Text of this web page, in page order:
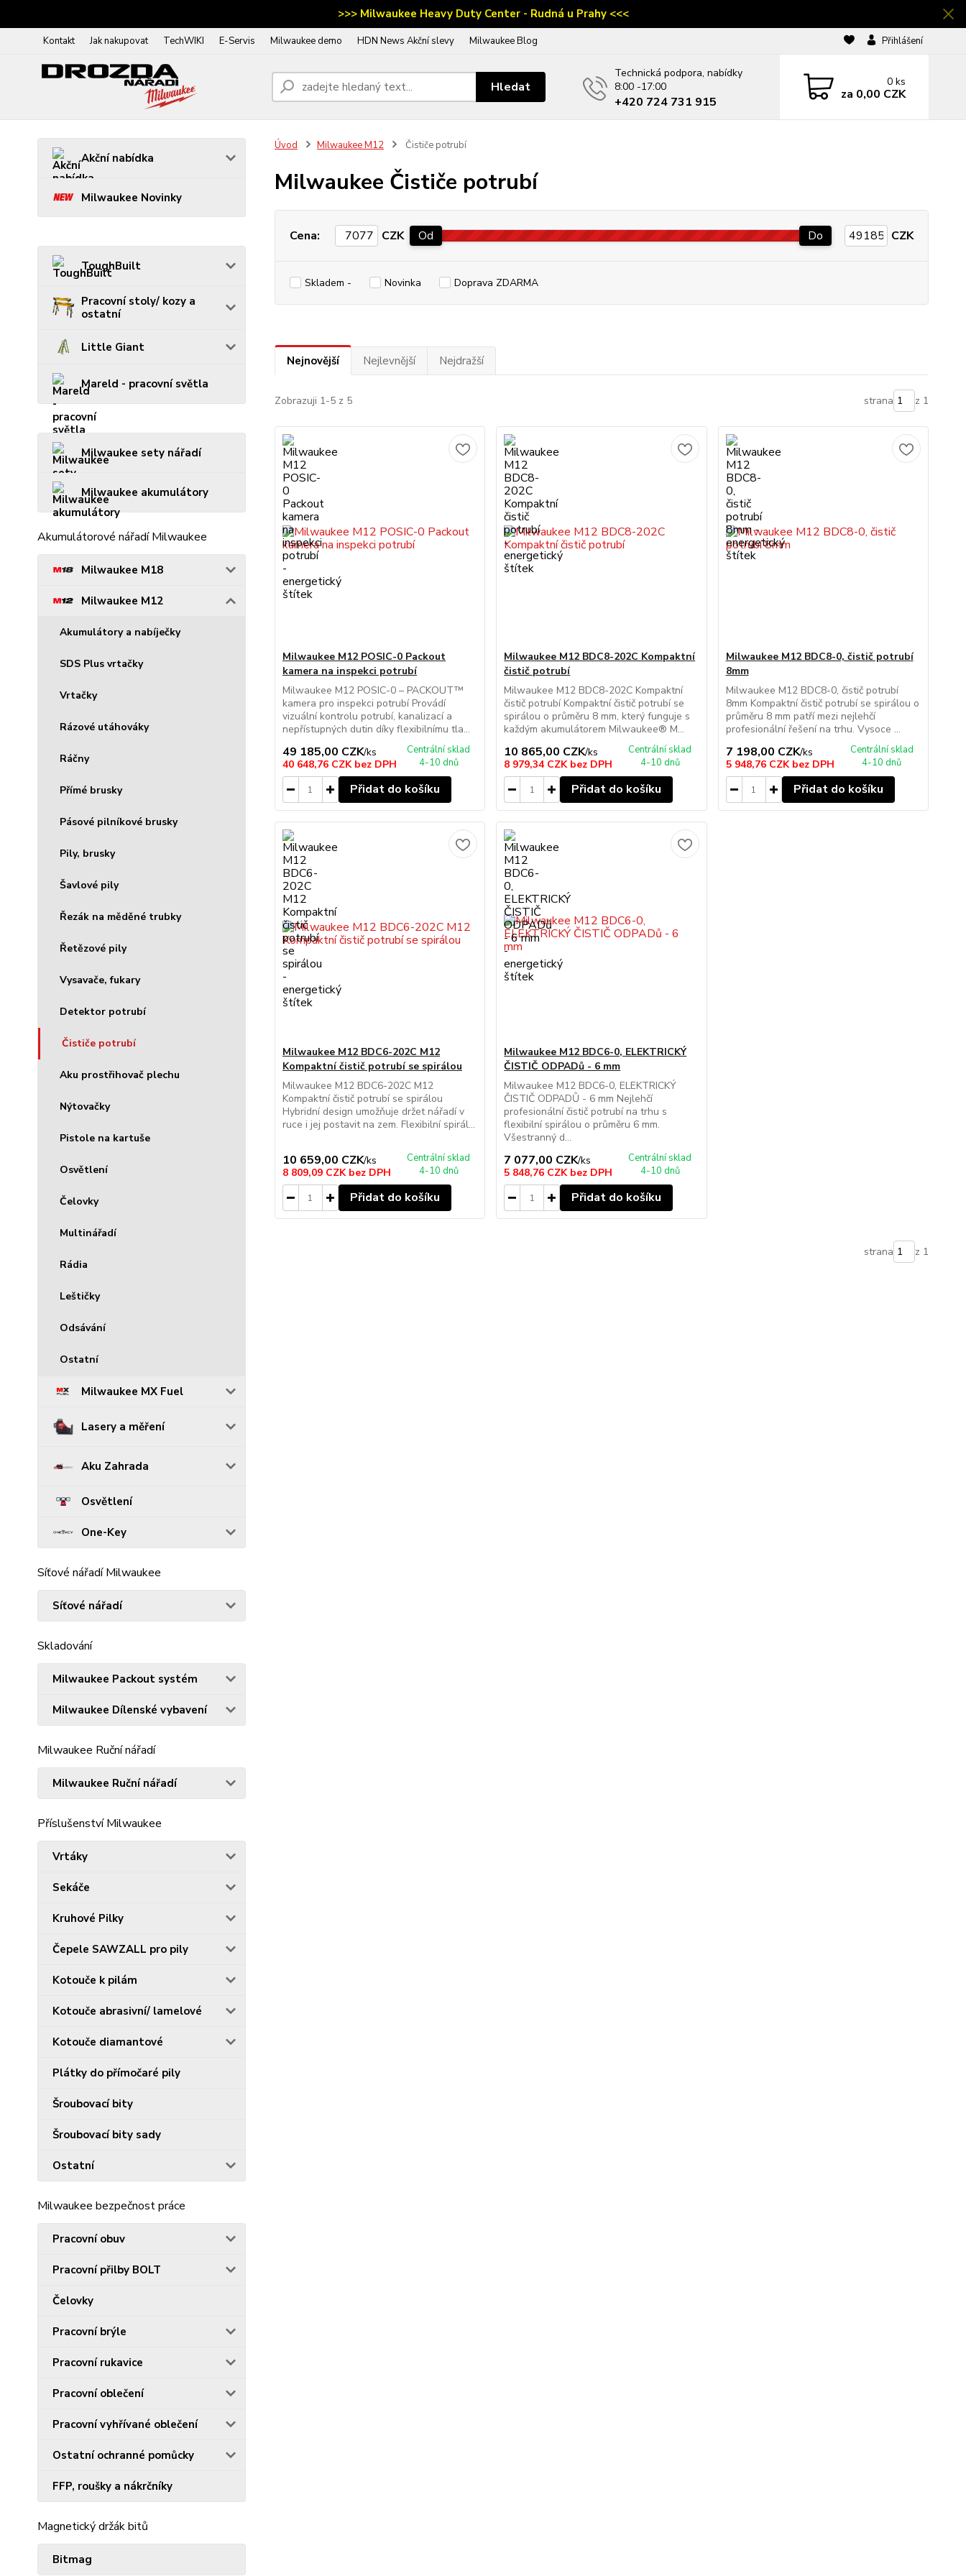
>>> Milwaukee Heavy Duty Center - Rudná u Prahy <<<
Kontakt Jak nakupovat TechWIKI E-Servis Milwaukee demo HDN News Akční slevy Milwaukee Blog Přihlášení
Hledat
Technická podpora, nabídky
8:00 -17:00
‭+420 724 731 915
0 ks
za 0,00 CZK
Akční nabídka
Milwaukee Novinky
ToughBuilt
Pracovní stoly/ kozy a
ostatní
Little Giant
Mareld - pracovní světla
Milwaukee sety nářadí
Milwaukee akumulátory
Akumulátorové nářadí Milwaukee
Milwaukee M18
Milwaukee M12
Akumulátory a nabíječky
SDS Plus vrtačky
Vrtačky
Rázové utáhováky
Ráčny
Přímé brusky
Pásové pilníkové brusky
Pily, brusky
Šavlové pily
Řezák na měděné trubky
Řetězové pily
Vysavače, fukary
Detektor potrubí
Čističe potrubí
Aku prostřihovač plechu
Nýtovačky
Pistole na kartuše
Osvětlení
Čelovky
Multinářadí
Rádia
Leštičky
Odsávání
Ostatní
Milwaukee MX Fuel
Lasery a měření
Aku Zahrada
Osvětlení
One-Key
Síťové nářadí Milwaukee
Síťové nářadí
Skladování
Milwaukee Packout systém
Milwaukee Dílenské vybavení
Milwaukee Ruční nářadí
Milwaukee Ruční nářadí
Příslušenství Milwaukee
Vrtáky
Sekáče
Kruhové Pilky
Čepele SAWZALL pro pily
Kotouče k pilám
Kotouče abrasivní/ lamelové
Kotouče diamantové
Plátky do přímočaré pily
Šroubovací bity
Šroubovací bity sady
Ostatní
Milwaukee bezpečnost práce
Pracovní obuv
Pracovní přilby BOLT
Čelovky
Pracovní brýle
Pracovní rukavice
Pracovní oblečení
Pracovní vyhřívané oblečení
Ostatní ochranné pomůcky
FFP, roušky a nákrčníky
Magnetický držák bitů
Bitmag
Úvod Milwaukee M12 Čističe potrubí
Milwaukee Čističe potrubí
Cena: CZK Od Do CZK
Skladem - Novinka Doprava ZDARMA
Nejnovější Nejlevnější Nejdražší
Zobrazuji 1-5 z 5 strana z 1
Milwaukee M12 POSIC-0 Packout
kamera na inspekci potrubí
Milwaukee M12 POSIC-0 – PACKOUT™
kamera pro inspekci potrubí Provádí
vizuální kontrolu potrubí, kanalizací a
nepřístupných dutin díky flexibilnímu tla...
49 185,00 CZK/ks
40 648,76 CZK bez DPH
Centrální sklad
4-10 dnů
Přidat do košíku
Milwaukee M12 BDC8-202C Kompaktní
čistič potrubí
Milwaukee M12 BDC8-202C Kompaktní
čistič potrubí Kompaktní čistič potrubí se
spirálou o průměru 8 mm, který funguje s
každým akumulátorem Milwaukee® M...
10 865,00 CZK/ks
8 979,34 CZK bez DPH
Centrální sklad
4-10 dnů
Přidat do košíku
Milwaukee M12 BDC8-0, čistič potrubí
8mm
Milwaukee M12 BDC8-0, čistič potrubí
8mm Kompaktní čistič potrubí se spirálou o
průměru 8 mm patří mezi nejlehčí
profesionální řešení na trhu. Vysoce ...
7 198,00 CZK/ks
5 948,76 CZK bez DPH
Centrální sklad
4-10 dnů
Přidat do košíku
Milwaukee M12 BDC6-202C M12
Kompaktní čistič potrubí se spirálou
Milwaukee M12 BDC6-202C M12
Kompaktní čistič potrubí se spirálou
Hybridní design umožňuje držet nářadí v
ruce i jej postavit na zem. Flexibilní spirál...
10 659,00 CZK/ks
8 809,09 CZK bez DPH
Centrální sklad
4-10 dnů
Přidat do košíku
Milwaukee M12 BDC6-0, ELEKTRICKÝ
ČISTIČ ODPADů - 6 mm
Milwaukee M12 BDC6-0, ELEKTRICKÝ
ČISTIČ ODPADŮ - 6 mm Nejlehčí
profesionální čistič potrubí na trhu s
flexibilní spirálou o průměru 6 mm.
Všestranný d...
7 077,00 CZK/ks
5 848,76 CZK bez DPH
Centrální sklad
4-10 dnů
Přidat do košíku
strana z 1